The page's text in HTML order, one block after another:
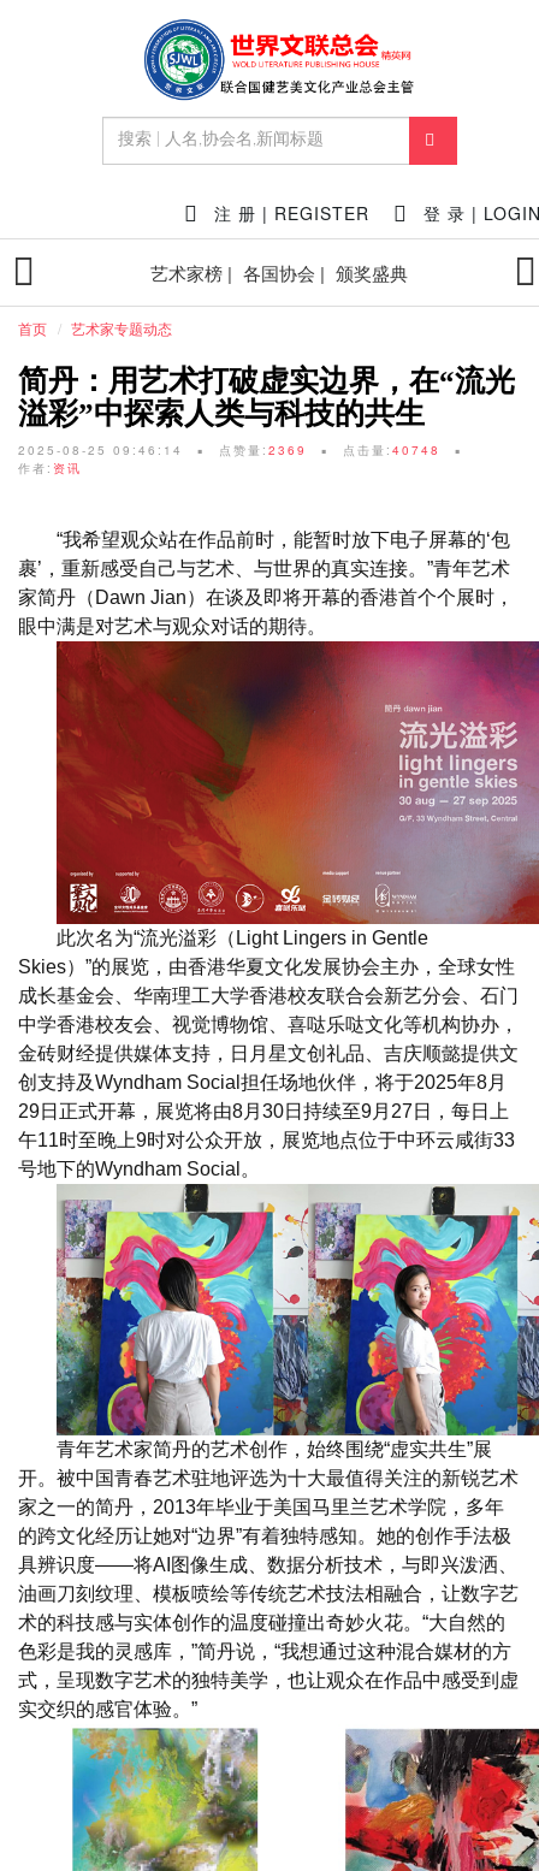
注 册 | REGISTER 登 录 |
艺术家榜 | 各国协会 | 颁奖盛典
首页 艺术家专题动态
简丹：用艺术打破虚实边界，在“流光
溢彩”中探索人类与科技的共生
2025-08-25 09:46:14 点赞量: 2369 点击量: 40748
作者: 资讯
“我希望观众站在作品前时，能暂时放下电子屏幕的‘包
裹’，重新感受自己与艺术、与世界的真实连接。”青年艺术
家简丹（Dawn Jian）在谈及即将开幕的香港首个个展时，
眼中满是对艺术与观众对话的期待。
此次名为“流光溢彩（Light Lingers in Gentle
Skies）”的展览，由香港华夏文化发展协会主办，全球女性
成长基金会、华南理工大学香港校友联合会新艺分会、石门
中学香港校友会、视觉博物馆、喜哒乐哒文化等机构协办，
金砖财经提供媒体支持，日月星文创礼品、吉庆顺懿提供文
创支持及Wyndham Social担任场地伙伴，将于2025年8月
29日正式开幕，展览将由8月30日持续至9月27日，每日上
午11时至晚上9时对公众开放，展览地点位于中环云咸街33
号地下的Wyndham Social。
青年艺术家简丹的艺术创作，始终围绕“虚实共生”展
开。被中国青春艺术驻地评选为十大最值得关注的新锐艺术
家之一的简丹，2013年毕业于美国马里兰艺术学院，多年
的跨文化经历让她对“边界”有着独特感知。她的创作手法极
具辨识度——将AI图像生成、数据分析技术，与即兴泼洒、
油画刀刻纹理、模板喷绘等传统艺术技法相融合，让数字艺
术的科技感与实体创作的温度碰撞出奇妙火花。“大自然的
色彩是我的灵感库，”简丹说，“我想通过这种混合媒材的方
式，呈现数字艺术的独特美学，也让观众在作品中感受到虚
实交织的感官体验。”